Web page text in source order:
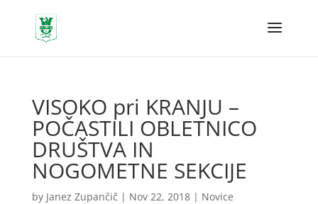
VISOKO pri KRANJU –
POČASTILI OBLETNICO
DRUŠTVA IN
NOGOMETNE SEKCIJE
by Janez Zupančič | Nov 22, 2018| Novice